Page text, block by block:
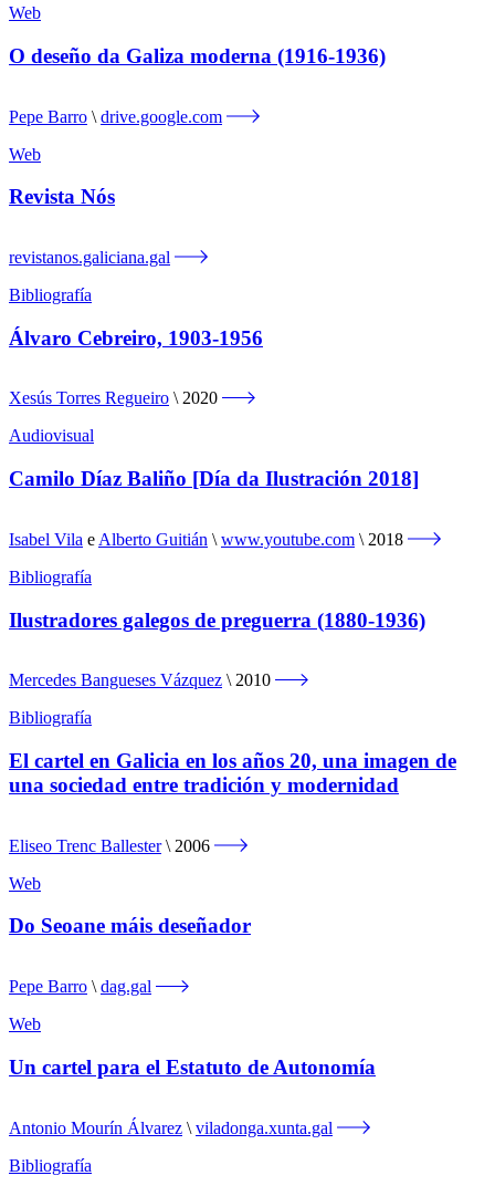
Web
O deseño da Galiza moderna (1916-1936)
Pepe Barro
drive.google.com
Web
Revista Nós
revistanos.galiciana.gal
Bibliografía
Álvaro Cebreiro, 1903-1956
Xesús Torres Regueiro
2020
Audiovisual
Camilo Díaz Baliño [Día da Ilustración 2018]
Isabel Vila e Alberto Guitián www.youtube.com
2018
Bibliografía
Ilustradores galegos de preguerra (1880-1936)
Mercedes Bangueses Vázquez
2010
Bibliografía
El cartel en Galicia en los años 20, una imagen de
una sociedad entre tradición y modernidad
Eliseo Trenc Ballester
2006
Web
Do Seoane máis deseñador
Pepe Barro
dag.gal
Web
Un cartel para el Estatuto de Autonomía
Antonio Mourín Álvarez
viladonga.xunta.gal
Bibliografía